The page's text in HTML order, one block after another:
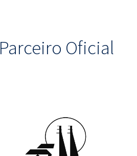
Parceiro Oficial